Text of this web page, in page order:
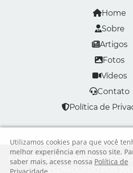
Home
Sobre
Artigos
Fotos
Vídeos
Contato
Política de
© ANDRÉ ALMENARA | TODOS OS
DESENVOLVIDO POR
Utilizamos cookies para que você
melhor experiência em nosso site.
saber mais, acesse nossa Política de